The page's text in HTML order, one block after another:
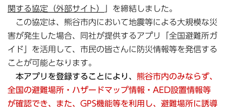
関する協定（外部サイト）
」を締結しました。
この協定は、熊谷市内において地震等による大規模な災
害が発生した場合、同社が提供するアプリ「全国避難所ガ
イド」を活用して、市民の皆さんに防災情報等を発信する
ことが可能となります。
本アプリを登録することにより、 熊谷市内のみならず、
全国の避難場所・ハザードマップ情報・AED設置情報等
が確認でき、また、GPS機能等を利用し、避難場所に誘導